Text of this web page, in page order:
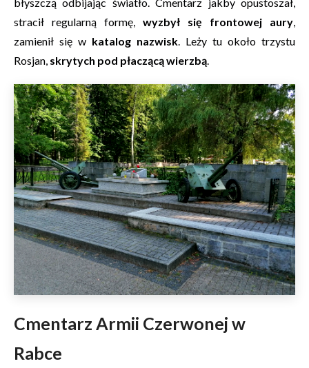
stracił regularną formę, wyzbył się frontowej aury,
zamienił się w katalog nazwisk. Leży tu około trzystu
Rosjan, skrytych pod płaczącą wierzbą.
Cmentarz Armii Czerwonej w
Rabce